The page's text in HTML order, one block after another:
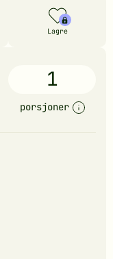
Lagre
1
porsjoner